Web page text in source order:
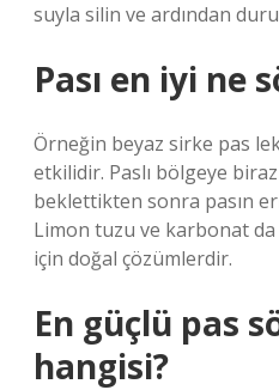
suyla silin ve ardından
Pası en iyi ne
Örneğin beyaz sirke pas
etkilidir. Paslı bölgeye
beklettikten sonra pasın
Limon tuzu ve karbonat
için doğal çözümlerdir.
En güçlü pas
hangisi?